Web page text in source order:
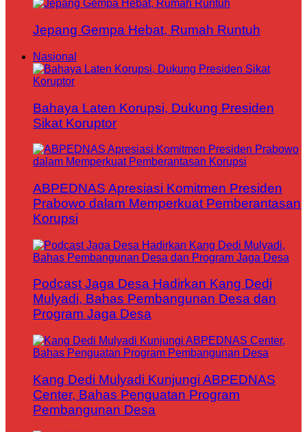
Jepang Gempa Hebat, Rumah Runtuh
Nasional
Bahaya Laten Korupsi, Dukung Presiden
Sikat Koruptor
ABPEDNAS Apresiasi Komitmen Presiden
Prabowo dalam Memperkuat Pemberantasan
Korupsi
Podcast Jaga Desa Hadirkan Kang Dedi
Mulyadi, Bahas Pembangunan Desa dan
Program Jaga Desa
Kang Dedi Mulyadi Kunjungi ABPEDNAS
Center, Bahas Penguatan Program
Pembangunan Desa